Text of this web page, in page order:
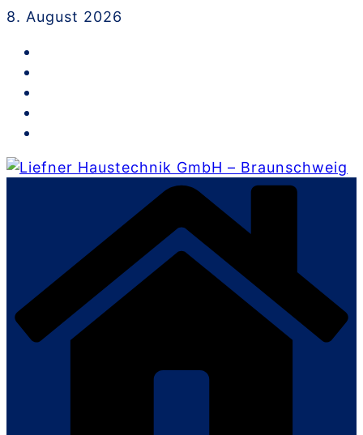
Skip
content
8. August 2026